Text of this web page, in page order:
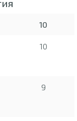
10
10
9